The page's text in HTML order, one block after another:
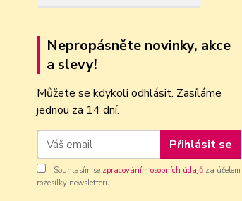
Nepropásněte novinky, akce
a slevy!
Můžete se kdykoli odhlásit. Zasíláme
jednou za 14 dní.
Přihlásit se
Souhlasím se zpracováním osobních údajů za účelem
rozesílky newsletteru.